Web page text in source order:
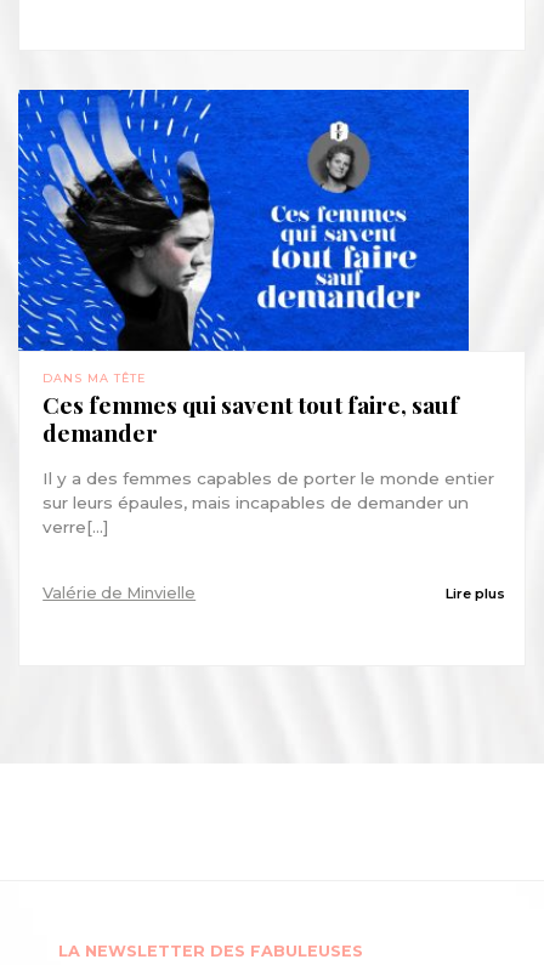
DANS MA TÊTE
Ces femmes qui savent tout faire, sauf
demander
Il y a des femmes capables de porter le monde entier
sur leurs épaules, mais incapables de demander un
verre[...]
Valérie de Minvielle Lire plus
LA NEWSLETTER DES FABULEUSES